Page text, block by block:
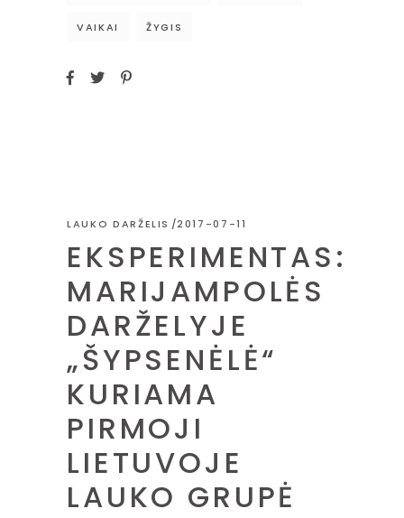
VAIKAI ŽYGIS
LAUKO DARŽELIS 2017-07-11
EKSPERIMENTAS:
MARIJAMPOLĖS
DARŽELYJE
„ŠYPSENĖLĖ“
KURIAMA
PIRMOJI
LIETUVOJE
LAUKO GRUPĖ